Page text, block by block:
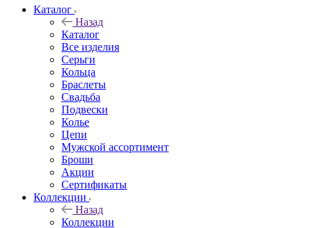
Каталог
Назад
Каталог
Все изделия
Серьги
Кольца
Браслеты
Свадьба
Подвески
Колье
Цепи
Мужской ассортимент
Броши
Акции
Сертификаты
Коллекции
Назад
Коллекции